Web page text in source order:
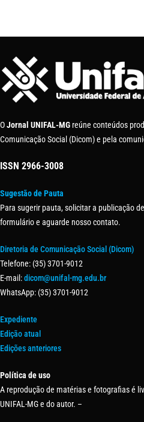
OJornal UNIFAL-MG reúne conteúdos
Comunicação Social (Dicom) e pela
ISSN 2966-3008
Sugestão de Pauta
Para sugerir pauta, solicitar a publicação
formulário e aguarde nosso contato.
Diretoria de Comunicação Social (Dicom)
Telefone: (35) 3701-9012
E-mail:dicom@unifal-mg.edu.br
WhatsApp: (35) 3701-9012
Expediente
Edição atual
Edições anteriores
Política de uso
A reprodução de matérias e fotografias é
UNIFAL-MG e do autor. –